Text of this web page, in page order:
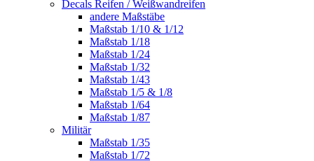
Decals Reifen / Weißwandreifen
andere Maßstäbe
Maßstab 1/10 & 1/12
Maßstab 1/18
Maßstab 1/24
Maßstab 1/32
Maßstab 1/43
Maßstab 1/5 & 1/8
Maßstab 1/64
Maßstab 1/87
Militär
Maßstab 1/35
Maßstab 1/72